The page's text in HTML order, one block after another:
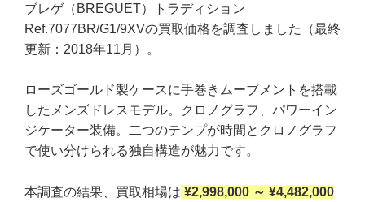
ブレゲ（BREGUET）トラディション
Ref.7077BR/G1/9XVの買取価格を調査しました（最終
更新：2018年11月）。
ローズゴールド製ケースに手巻きムーブメントを搭載
したメンズドレスモデル。クロノグラフ、パワーイン
ジケーター装備。二つのテンプが時間とクロノグラフ
で使い分けられる独自構造が魅力です。
本調査の結果、買取相場は ¥2,998,000 ～ ¥4,482,000